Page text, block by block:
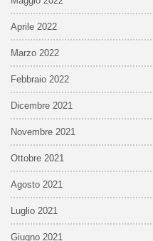
Aprile 2022
Marzo 2022
Febbraio 2022
Dicembre 2021
Novembre 2021
Ottobre 2021
Agosto 2021
Luglio 2021
Giugno 2021